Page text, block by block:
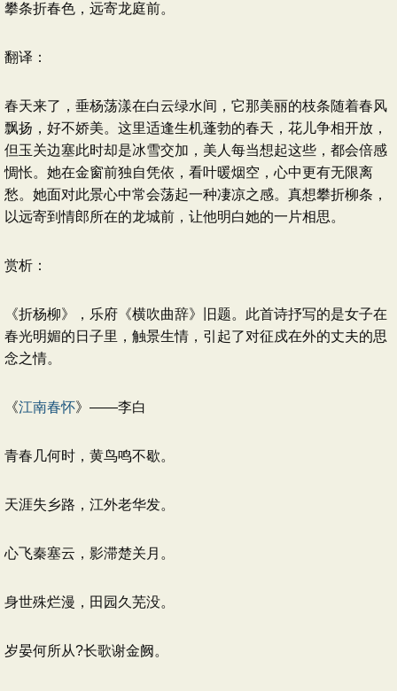
攀条折春色，远寄龙庭前。
翻译：
春天来了，垂杨荡漾在白云绿水间，它那美丽的枝条随着春风
飘扬，好不娇美。这里适逢生机蓬勃的春天，花儿争相开放，
但玉关边塞此时却是冰雪交加，美人每当想起这些，都会倍感
惆怅。她在金窗前独自凭依，看叶暖烟空，心中更有无限离
愁。她面对此景心中常会荡起一种凄凉之感。真想攀折柳条，
以远寄到情郎所在的龙城前，让他明白她的一片相思。
赏析：
《折杨柳》，乐府《横吹曲辞》旧题。此首诗抒写的是女子在
春光明媚的日子里，触景生情，引起了对征戍在外的丈夫的思
念之情。
《江南春怀》——李白
青春几何时，黄鸟鸣不歇。
天涯失乡路，江外老华发。
心飞秦塞云，影滞楚关月。
身世殊烂漫，田园久芜没。
岁晏何所从?长歌谢金阙。